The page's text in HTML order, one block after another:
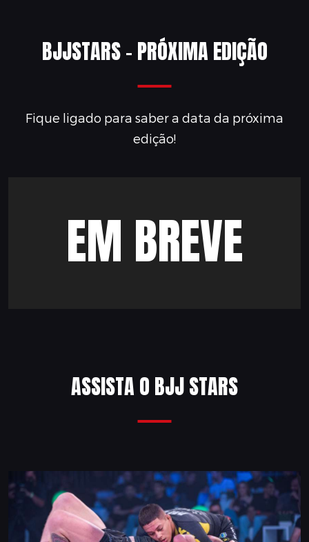
BJJSTARS - PRÓXIMA EDIÇÃO
Fique ligado para saber a data da próxima
edição!
EM BREVE
ASSISTA O BJJ STARS